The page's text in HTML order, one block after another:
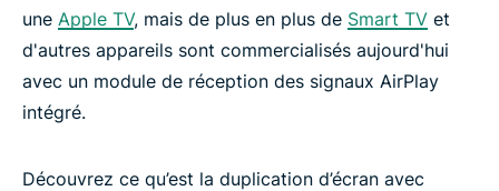
une Apple TV, mais de plus en plus de Smart TV et
d'autres appareils sont commercialisés aujourd'hui
avec un module de réception des signaux AirPlay
intégré.
Découvrez ce qu’est la duplication d’écran avec